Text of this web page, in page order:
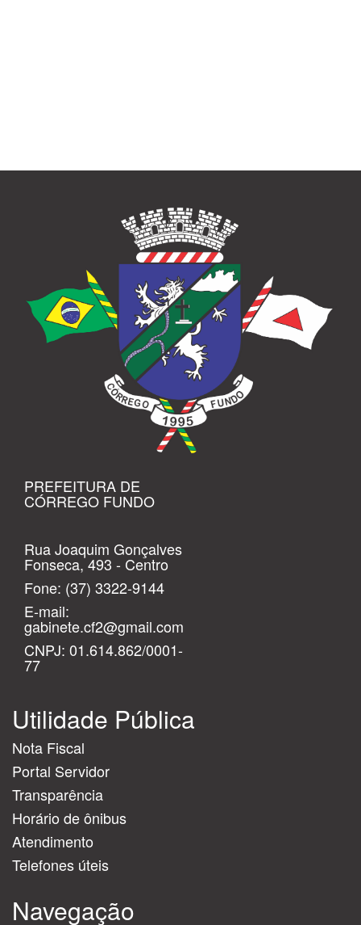
PREFEITURA DE
CÓRREGO FUNDO
Rua Joaquim Gonçalves
Fonseca, 493 - Centro
Fone: (37) 3322-9144
E-mail:
gabinete.cf2@gmail.com
CNPJ: 01.614.862/0001-
77
Utilidade Pública
Nota Fiscal
Portal Servidor
Transparência
Horário de ônibus
Atendimento
Telefones úteis
Navegação